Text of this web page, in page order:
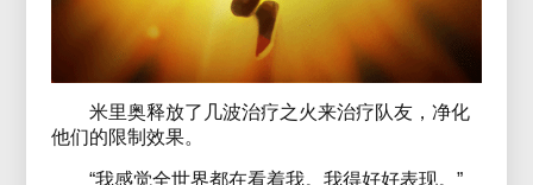
米里奥释放了几波治疗之火来治疗队友，净化
他们的限制效果。
“我感觉全世界都在看着我。我得好好表现。”